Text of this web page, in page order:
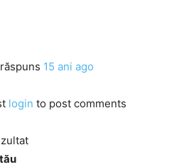
15 ani ago
login to post comments